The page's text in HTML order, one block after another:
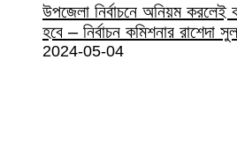
উপজেলা নির্বাচনে অনিয়ম
হবে – নির্বাচন কমিশনার রাশেদা
2024-05-04